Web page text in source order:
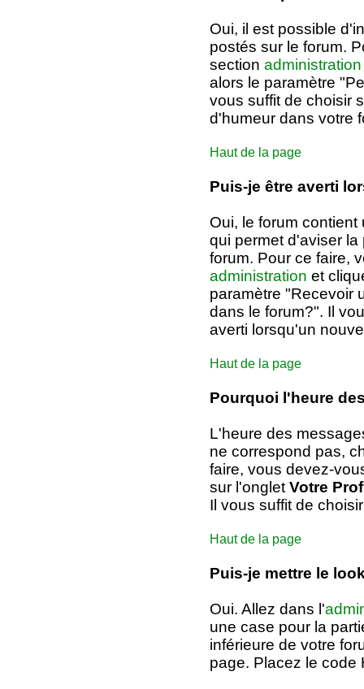
Oui, il est possible
postés sur le forum.
section administration
alors le paramètre
vous suffit de choisir
d'humeur dans votre
Haut de la page
Puis-je être averti
Oui, le forum
qui permet d'aviser
forum. Pour ce faire,
administration et
paramètre "Recevoir
dans le forum?". Il
averti lorsqu'un
Haut de la page
Pourquoi l'heure
L'heure des
ne correspond pas,
faire, vous devez-
sur l'onglet Votre
Il vous suffit de
Haut de la page
Puis-je mettre le
Oui. Allez dans l'
une case pour la
inférieure de votre
page. Placez le code